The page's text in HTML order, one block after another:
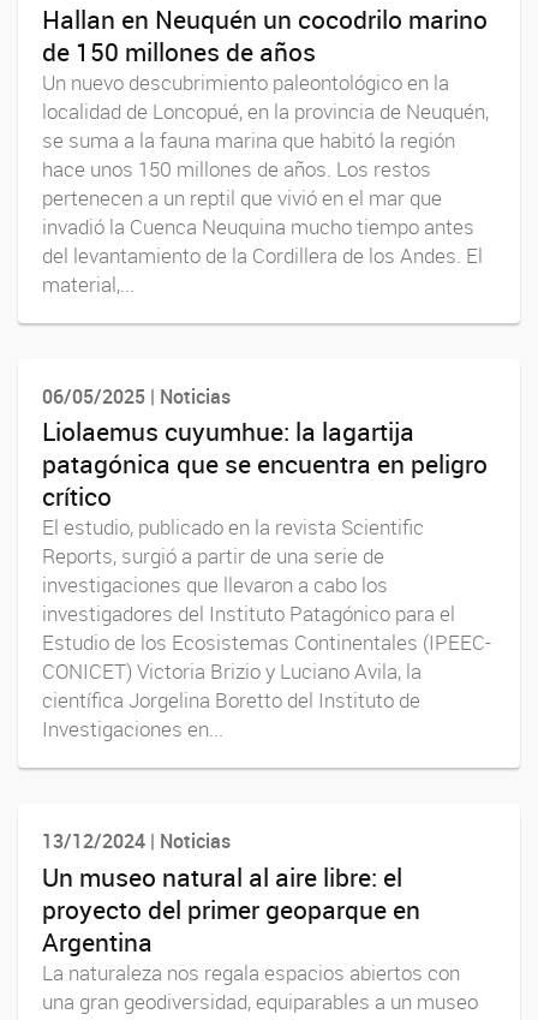
Hallan en Neuquén un cocodrilo marino
de 150 millones de años
Un nuevo descubrimiento paleontológico en la
localidad de Loncopué, en la provincia de Neuquén,
se suma a la fauna marina que habitó la región
hace unos 150 millones de años. Los restos
pertenecen a un reptil que vivió en el mar que
invadió la Cuenca Neuquina mucho tiempo antes
del levantamiento de la Cordillera de los Andes. El
material,...
06/05/2025 | Noticias
Liolaemus cuyumhue: la lagartija
patagónica que se encuentra en peligro
crítico
El estudio, publicado en la revista Scientific
Reports, surgió a partir de una serie de
investigaciones que llevaron a cabo los
investigadores del Instituto Patagónico para el
Estudio de los Ecosistemas Continentales (IPEEC-
CONICET) Victoria Brizio y Luciano Avila, la
científica Jorgelina Boretto del Instituto de
Investigaciones en...
13/12/2024 | Noticias
Un museo natural al aire libre: el
proyecto del primer geoparque en
Argentina
La naturaleza nos regala espacios abiertos con
una gran geodiversidad, equiparables a un museo